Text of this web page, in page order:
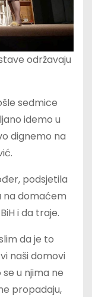
održavaju
sedmice
idemo u
dignemo na
podsjetila
na domaćem
i da traje.
da je to
naši domovi
u njima ne
propadaju,